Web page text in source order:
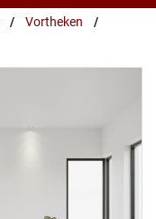
/ Vortheken
/